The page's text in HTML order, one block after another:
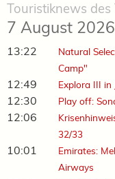
Touristiknews des
7 August 2026
13:22
Natural
Camp"
12:49 Explora III
12:30 Play off:
12:06
32/33
10:01
Emirates:
Airways